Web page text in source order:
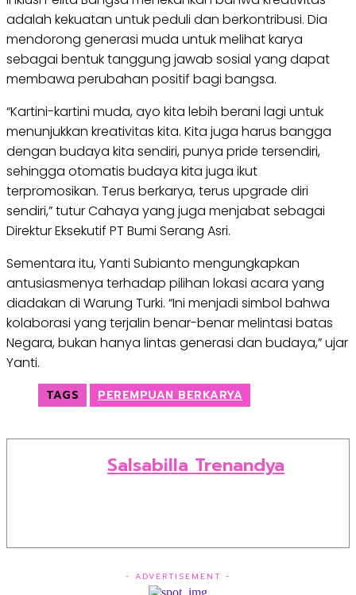
adalah kekuatan untuk peduli dan berkontribusi. Dia
mendorong generasi muda untuk melihat karya
sebagai bentuk tanggung jawab sosial yang dapat
membawa perubahan positif bagi bangsa.
“Kartini-kartini muda, ayo kita lebih berani lagi untuk
menunjukkan kreativitas kita. Kita juga harus bangga
dengan budaya kita sendiri, punya pride tersendiri,
sehingga otomatis budaya kita juga ikut
terpromosikan. Terus berkarya, terus upgrade diri
sendiri,” tutur Cahaya yang juga menjabat sebagai
Direktur Eksekutif PT Bumi Serang Asri.
Sementara itu, Yanti Subianto mengungkapkan
antusiasmenya terhadap pilihan lokasi acara yang
diadakan di Warung Turki. “Ini menjadi simbol bahwa
kolaborasi yang terjalin benar-benar melintasi batas
Negara, bukan hanya lintas generasi dan budaya,” ujar
Yanti.
TAGS PEREMPUAN BERKARYA
Salsabilla Trenandya
- ADVERTISEMENT -